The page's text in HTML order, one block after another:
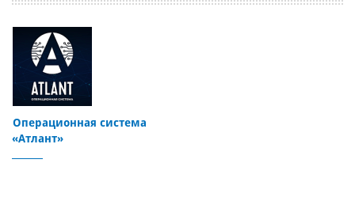
Операционная система
«Атлант»